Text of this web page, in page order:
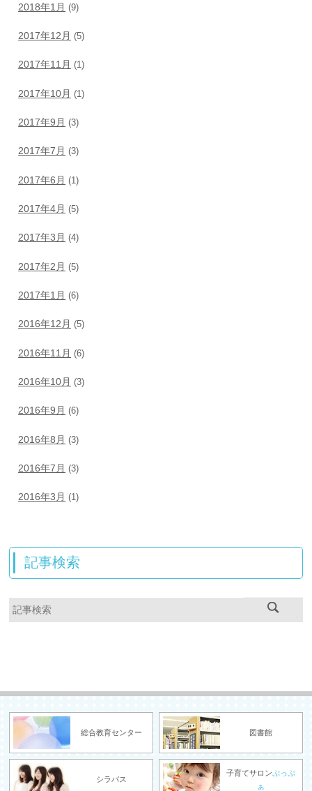
2018年1月 (9)
2017年12月 (5)
2017年11月 (1)
2017年10月 (1)
2017年9月 (3)
2017年7月 (3)
2017年6月 (1)
2017年4月 (5)
2017年3月 (4)
2017年2月 (5)
2017年1月 (6)
2016年12月 (5)
2016年11月 (6)
2016年10月 (3)
2016年9月 (6)
2016年8月 (3)
2016年7月 (3)
2016年3月 (1)
記事検索
総合教育センター 図書館
シラバス
子育てサロンぷっぷ
ぁ